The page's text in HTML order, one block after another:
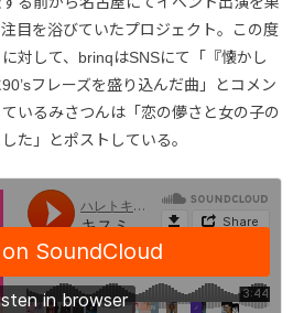
目を浴びていたプロジェクト。この度
対して、brinqはSNSにて「『懐かし
フレーズを盛り込んだ曲」とコメン
いるみさつんは「恋の儚さと女の子の
た」とポストしている。